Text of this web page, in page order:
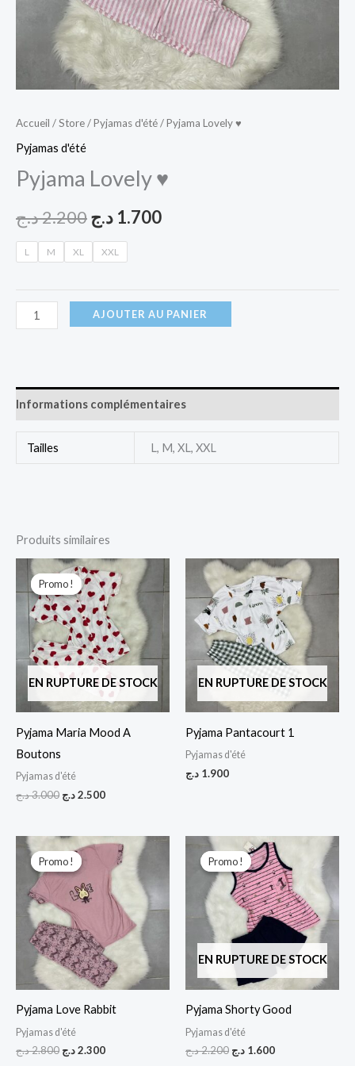
Accueil /Store/Pyjamas d'été/ Pyjama Lovely ♥
Pyjamas d'été
Pyjama Lovely ♥
2.200د.ج 1.700 د.ج
L M XL XXL
AJOUTER AU PANIER
Informations complémentaires
Tailles L, M, XL, XXL
Produits similaires
Promo !
EN RUPTURE DE STOCK
Promo !
Pyjama Maria Mood A
Boutons
Pyjamas d'été
3.000د.ج
Le
prix
initial
était :
3.000 د.ج.
2.500د.ج
Le
prix
actuel
est :
EN RUPTURE DE STOCK
Pyjama Pantacourt 1
Pyjamas d'été
1.900 د.ج
Promo !
Promo !
Pyjama Love Rabbit
Pyjamas d'été
2.800د.ج
Le
prix
initial
était :
2.300د.ج
Le
prix
actuel
est :
Promo !
EN RUPTURE DE STOCK
Promo !
Pyjama Shorty Good
Pyjamas d'été
2.200د.ج
prix
initial
était :
2.200 د.ج.
1.600 د.ج
Le
prix
actuel
est :
1.600 د.ج.